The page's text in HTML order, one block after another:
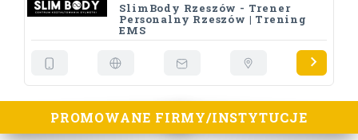
SlimBody Rzeszów - Trener
Personalny Rzeszów | Trening
EMS
PROMOWANE FIRMY/INSTYTUCJE